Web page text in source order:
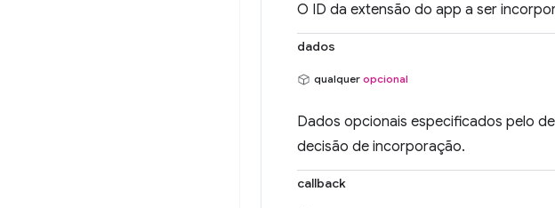
O ID da extensão do app a ser
dados
qualquer opcional
Dados opcionais especificados pelo
decisão de incorporação.
callback